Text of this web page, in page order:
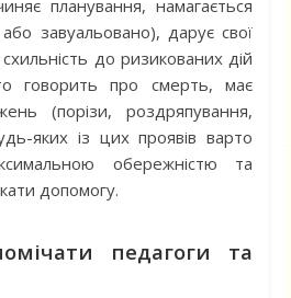
планування, намагається
завуальовано), дарує свої
до ризикованих дій
говорить про смерть, має
(порізи, роздряпування,
яких із цих проявів варто
обережністю та
допомогу.
педагоги та